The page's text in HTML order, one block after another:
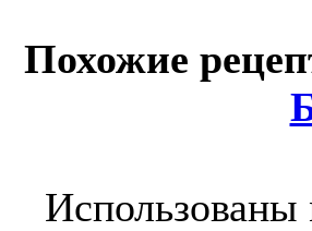
Похожие